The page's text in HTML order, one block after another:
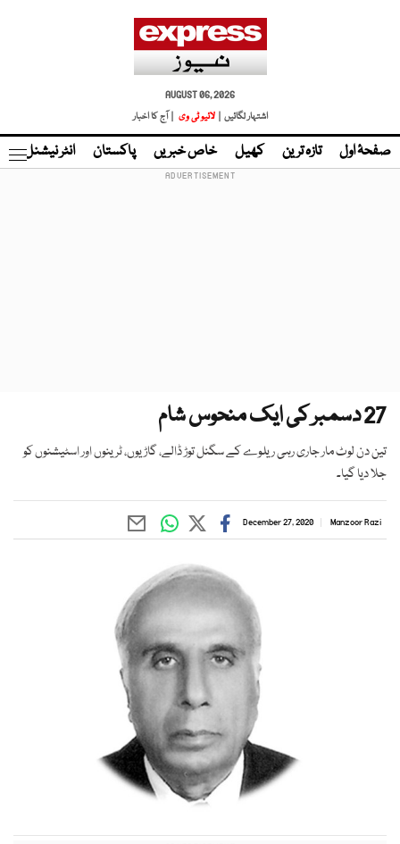
AUGUST 06, 2026
اشتہار لگائیں |
لائیو ٹی وی | آج کا اخبار
صفحۂ اول تازہ ترین کھیل خاص خبریں پاکستان انٹر نیشنل
27 دسمبر کی ایک منحوس شام
تین دن لوٹ مار جاری رہی ریلوے کے سگنل توڑ ڈالے، گاڑیوں، ٹرینوں اور اسٹیشنوں کو
جلا دیا گیا۔
Manzoor Razi
December 27, 2020